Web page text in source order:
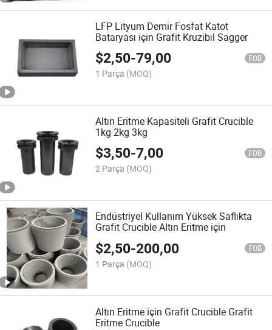
LFP Lityum Demir Fosfat Katot
Bataryası için Grafit Kruzibıl Sagger
$2,50-79,00 FOB
1 Parça (MOQ)
Altın Eritme Kapasiteli Grafit Crucible
1kg 2kg 3kg
$3,50-7,00 FOB
2 Parça (MOQ)
Endüstriyel Kullanım Yüksek Saflıkta
Grafit Crucible Altın Eritme için
$2,50-200,00 FOB
1 Parça (MOQ)
Altın Eritme için Grafit Crucible Grafit
Eritme Crucible